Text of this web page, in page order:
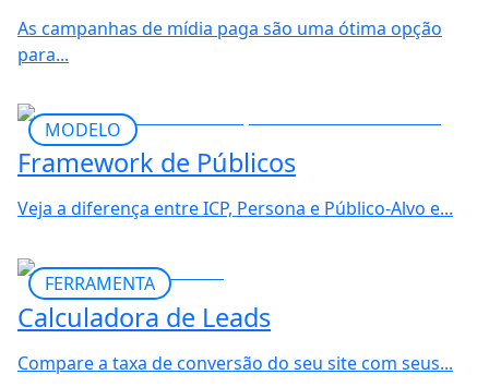
As campanhas de mídia paga são uma ótima opção
para...
MODELO
Framework de Públicos
Veja a diferença entre ICP, Persona e Público-Alvo e...
FERRAMENTA
Calculadora de Leads
Compare a taxa de conversão do seu site com seus...